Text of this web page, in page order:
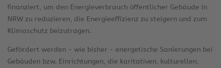
finanziert, um den Energieverbrauch öffentlicher Gebäude in
NRW zu reduzieren, die Energieeffizienz zu steigern und zum
Klimaschutz beizutragen.
Gefördert werden - wie bisher - energetische Sanierungen bei
Gebäuden bzw. Einrichtungen, die karitativen, kulturellen,